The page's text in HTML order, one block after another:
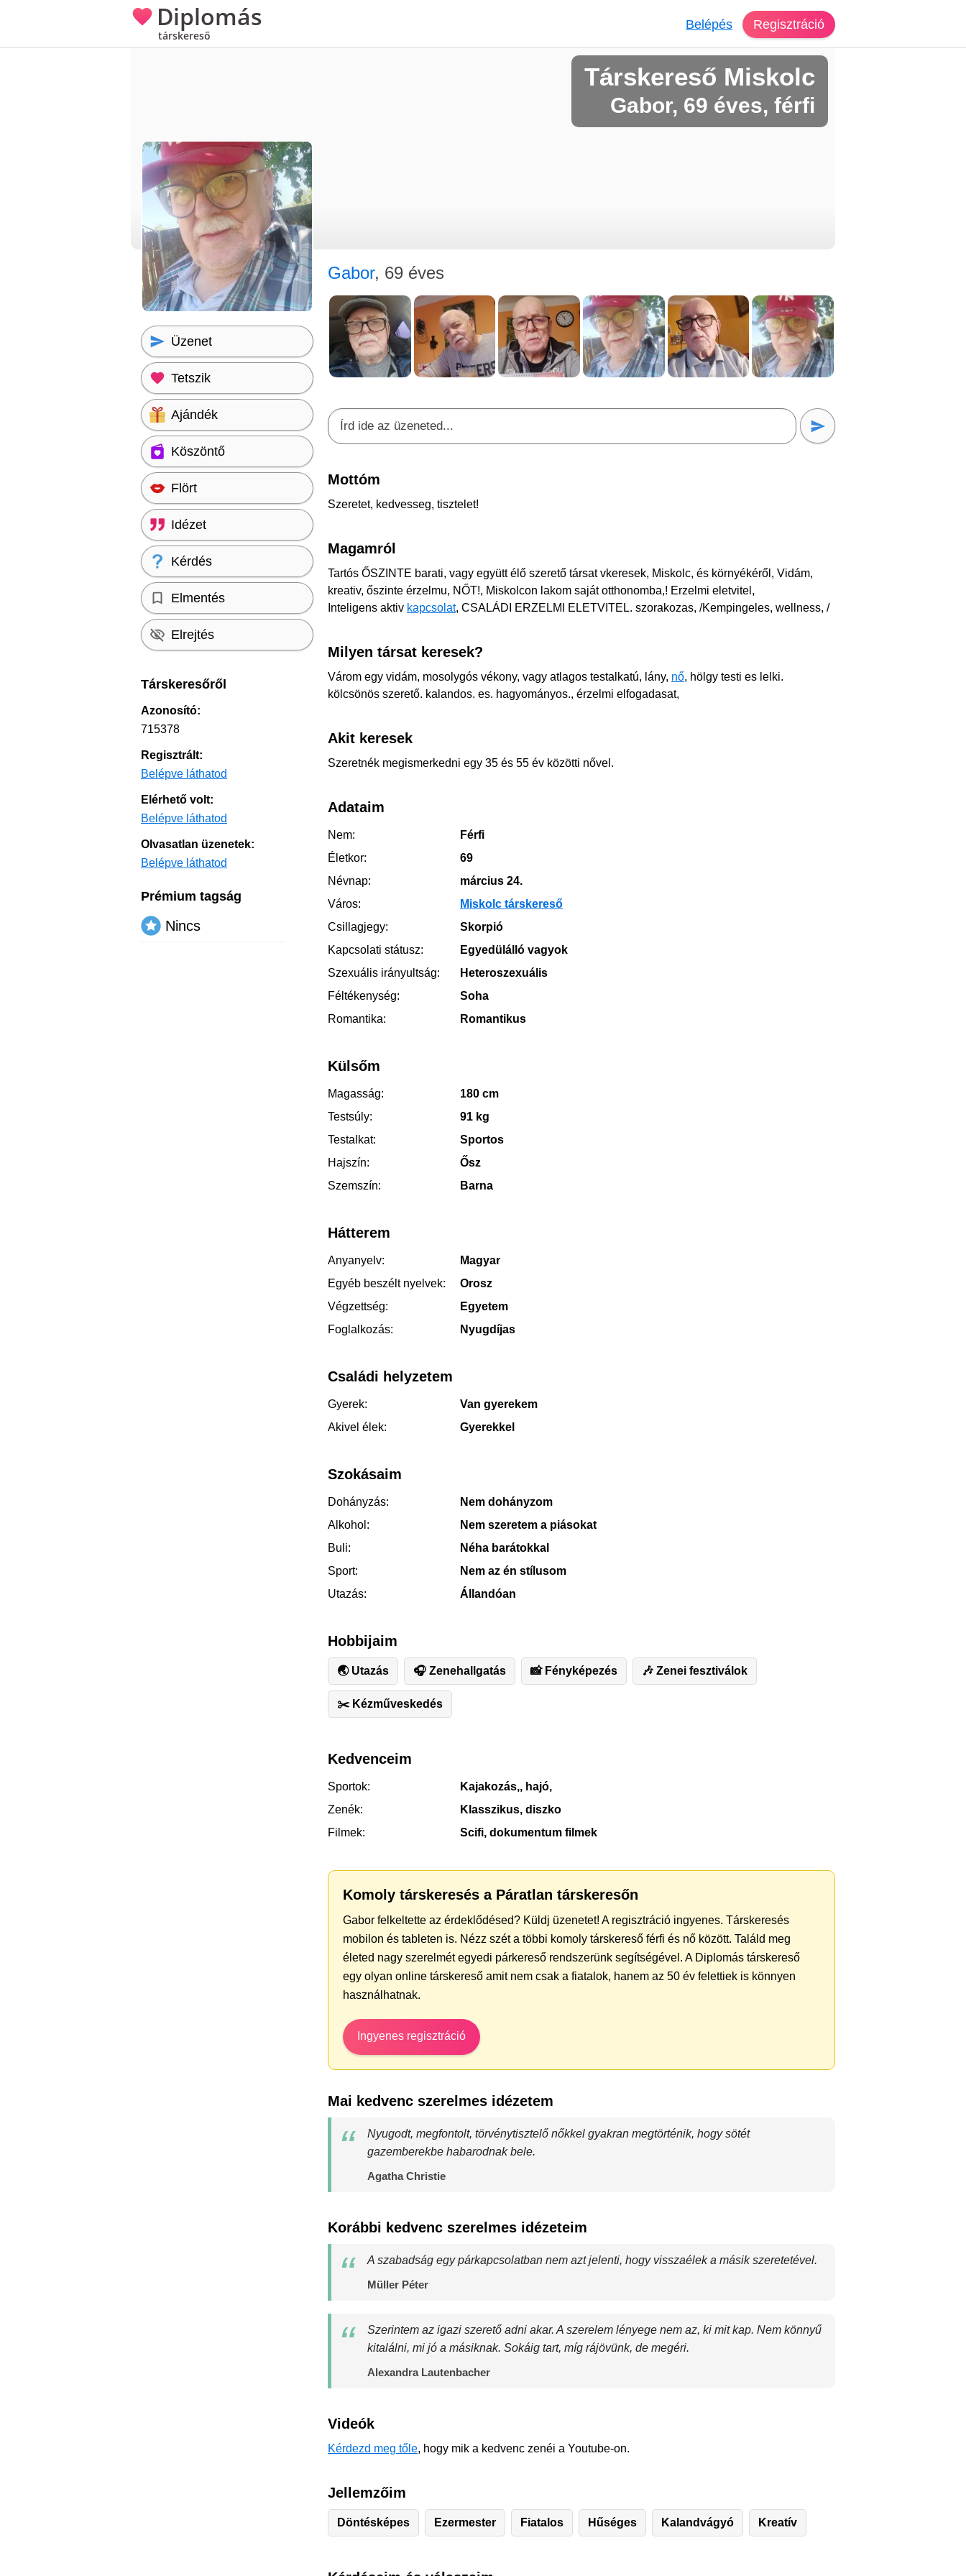
Diplomás
társkereső
Belépés Regisztráció
Társkereső Miskolc
Gabor, 69 éves, férfi
Gabor, 69 éves
Mottóm
Szeretet, kedvesseg, tisztelet!
Magamról
Tartós ŐSZINTE barati, vagy együtt élő szerető társat vkeresek, Miskolc, és környékéről, Vidám,
kreativ, őszinte érzelmu, NŐT!, Miskolcon lakom saját otthonomba,! Erzelmi eletvitel,
Inteligens aktiv kapcsolat, CSALÁDI ERZELMI ELETVITEL. szorakozas, /Kempingeles, wellness, /
Milyen társat keresek?
Várom egy vidám, mosolygós vékony, vagy atlagos testalkatú, lány, nő, hölgy testi es lelki.
kölcsönös szerető. kalandos. es. hagyományos., érzelmi elfogadasat,
Akit keresek
Szeretnék megismerkedni egy 35 és 55 év közötti nővel.
Adataim
Nem:
Férfi
Életkor:
69
Névnap:
március 24.
Város:
Miskolc társkereső
Csillagjegy:
Skorpió
Kapcsolati státusz:
Egyedülálló vagyok
Szexuális irányultság:
Heteroszexuális
Féltékenység:
Soha
Romantika:
Romantikus
Külsőm
Magasság:
180 cm
Testsúly:
91 kg
Testalkat:
Sportos
Hajszín:
Ősz
Szemszín:
Barna
Hátterem
Anyanyelv:
Magyar
Egyéb beszélt nyelvek:
Orosz
Végzettség:
Egyetem
Foglalkozás:
Nyugdíjas
Családi helyzetem
Gyerek:
Van gyerekem
Akivel élek:
Gyerekkel
Szokásaim
Dohányzás:
Nem dohányzom
Alkohol:
Nem szeretem a piásokat
Buli:
Néha barátokkal
Sport:
Nem az én stílusom
Utazás:
Állandóan
Hobbijaim
🌏 Utazás 🎧 Zenehallgatás 📸 Fényképezés 🎶 Zenei fesztiválok
✂️ ️Kézműveskedés
Kedvenceim
Sportok:
Kajakozás,, hajó,
Zenék:
Klasszikus, diszko
Filmek:
Scifi, dokumentum filmek
Komoly társkeresés a Páratlan társkeresőn
Gabor felkeltette az érdeklődésed? Küldj üzenetet! A regisztráció ingyenes. Társkeresés
mobilon és tableten is. Nézz szét a többi komoly társkereső férfi és nő között. Találd meg
életed nagy szerelmét egyedi párkereső rendszerünk segítségével. A Diplomás társkereső
egy olyan online társkereső amit nem csak a fiatalok, hanem az 50 év felettiek is könnyen
használhatnak.
Ingyenes regisztráció
Mai kedvenc szerelmes idézetem
Nyugodt, megfontolt, törvénytisztelő nőkkel gyakran megtörténik, hogy sötét
gazemberekbe habarodnak bele.
Agatha Christie
Korábbi kedvenc szerelmes idézeteim
A szabadság egy párkapcsolatban nem azt jelenti, hogy visszaélek a másik szeretetével.
Müller Péter
Szerintem az igazi szerető adni akar. A szerelem lényege nem az, ki mit kap. Nem könnyű
kitalálni, mi jó a másiknak. Sokáig tart, míg rájövünk, de megéri.
Alexandra Lautenbacher
Videók
Kérdezd meg tőle, hogy mik a kedvenc zenéi a Youtube-on.
Jellemzőim
Döntésképes Ezermester Fiatalos Hűséges Kalandvágyó Kreatív
Üzenet
Tetszik
Ajándék
Köszöntő
Flört
Idézet
Kérdés
Elmentés
Elrejtés
Társkeresőről
Azonosító:
715378
Regisztrált:
Belépve láthatod
Elérhető volt:
Belépve láthatod
Olvasatlan üzenetek:
Belépve láthatod
Prémium tagság
Nincs